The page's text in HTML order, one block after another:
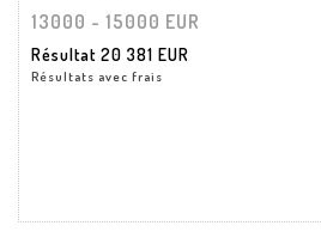
13000 - 15000 EUR
Résultat 20 381 EUR
Résultats avec frais